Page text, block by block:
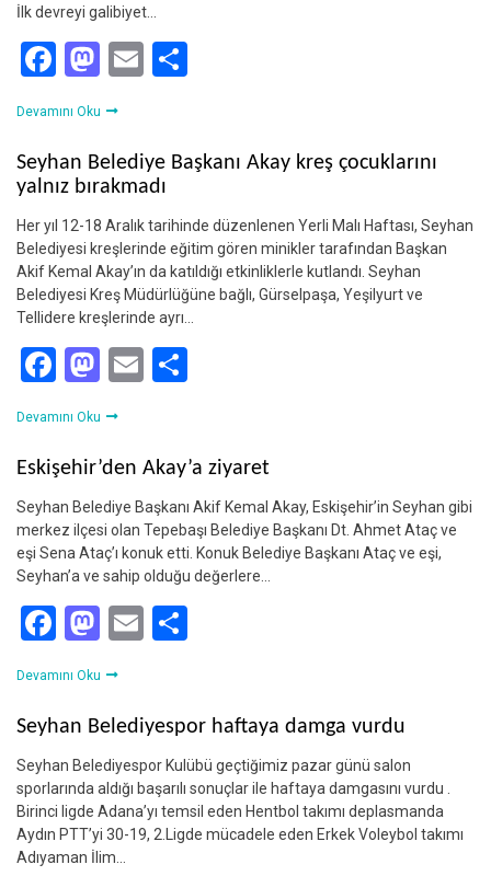
İlk devreyi galibiyet…
Facebook
Mastodon
Email
Devamını Oku
Seyhan Belediye Başkanı Akay kreş çocuklarını
yalnız bırakmadı
Her yıl 12-18 Aralık tarihinde düzenlenen Yerli Malı Haftası, Seyhan
Belediyesi kreşlerinde eğitim gören minikler tarafından Başkan
Akif Kemal Akay’ın da katıldığı etkinliklerle kutlandı. Seyhan
Belediyesi Kreş Müdürlüğüne bağlı, Gürselpaşa, Yeşilyurt ve
Tellidere kreşlerinde ayrı…
Facebook
Mastodon
Email
Devamını Oku
Eskişehir’den Akay’a ziyaret
Seyhan Belediye Başkanı Akif Kemal Akay, Eskişehir’in Seyhan gibi
merkez ilçesi olan Tepebaşı Belediye Başkanı Dt. Ahmet Ataç ve
eşi Sena Ataç’ı konuk etti. Konuk Belediye Başkanı Ataç ve eşi,
Seyhan’a ve sahip olduğu değerlere…
Facebook
Mastodon
Email
Devamını Oku
Seyhan Belediyespor haftaya damga vurdu
Seyhan Belediyespor Kulübü geçtiğimiz pazar günü salon
sporlarında aldığı başarılı sonuçlar ile haftaya damgasını vurdu .
Birinci ligde Adana’yı temsil eden Hentbol takımı deplasmanda
Aydın PTT’yi 30-19, 2.Ligde mücadele eden Erkek Voleybol takımı
Adıyaman İlim…